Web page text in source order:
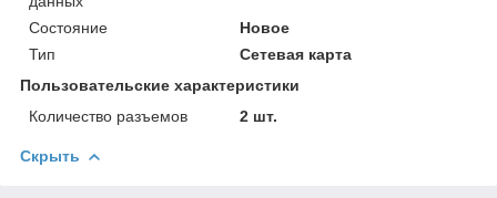
Состояние
Новое
Тип
Сетевая карта
Пользовательские характеристики
Количество разъемов
2 шт.
Скрыть